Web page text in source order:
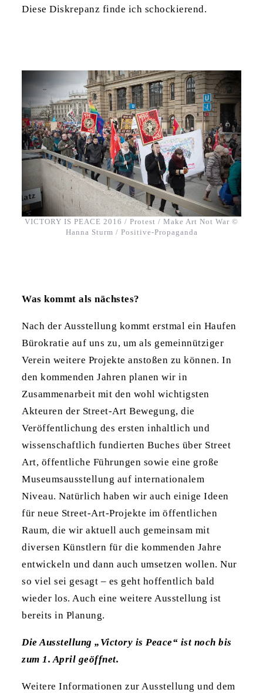
Diese Diskrepanz finde ich schockierend.
VICTORY IS PEACE 2016 / Protest / Make Art Not War ©
Hanna Sturm / Positive-Propaganda
Was kommt als nächstes?
Nach der Ausstellung kommt erstmal ein Haufen
Bürokratie auf uns zu, um als gemeinnütziger
Verein weitere Projekte anstoßen zu können. In
den kommenden Jahren planen wir in
Zusammenarbeit mit den wohl wichtigsten
Akteuren der Street-Art Bewegung, die
Veröffentlichung des ersten inhaltlich und
wissenschaftlich fundierten Buches über Street
Art, öffentliche Führungen sowie eine große
Museumsausstellung auf internationalem
Niveau. Natürlich haben wir auch einige Ideen
für neue Street-Art-Projekte im öffentlichen
Raum, die wir aktuell auch gemeinsam mit
diversen Künstlern für die kommenden Jahre
entwickeln und dann auch umsetzen wollen. Nur
so viel sei gesagt – es geht hoffentlich bald
wieder los. Auch eine weitere Ausstellung ist
bereits in Planung.
Die Ausstellung „Victory is Peace“ ist noch bis
zum 1. April geöffnet.
Weitere Informationen zur Ausstellung und dem